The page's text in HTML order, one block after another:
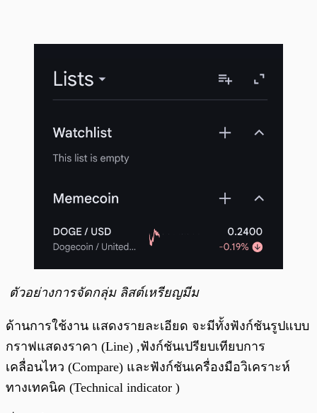
ตัวอย่างการจัดกลุ่ม ลิสต์เหรียญมีม
ด้านการใช้งาน แสดงรายละเอียด จะมีทั้งฟังก์ชันรูปแบบ
กราฟแสดงราคา (Line) ,ฟังก์ชันเปรียบเทียบการ
เคลื่อนไหว (Compare) และฟังก์ชันเครื่องมือวิเคราะห์
ทางเทคนิค (Technical indicator )